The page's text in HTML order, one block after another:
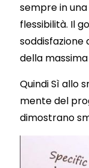
sempre in
flessibilità. Il
soddisfazione
della
Quindi Sì allo
mente del
dimostrano